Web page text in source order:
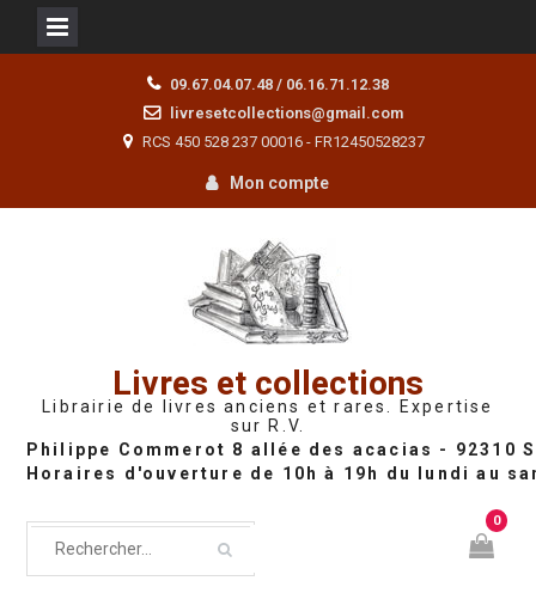
09.67.04.07.48 / 06.16.71.12.38
livresetcollections@gmail.com
RCS 450 528 237 00016 - FR12450528237
Mon compte
Livres et collections
Librairie de livres anciens et rares. Expertise
sur R.V.
0